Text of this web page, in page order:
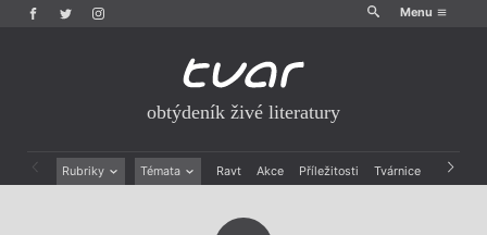
Menu
obtýdeník živé literatury
Rubriky Témata Ravt Akce Příležitosti Tvárnice Archiv